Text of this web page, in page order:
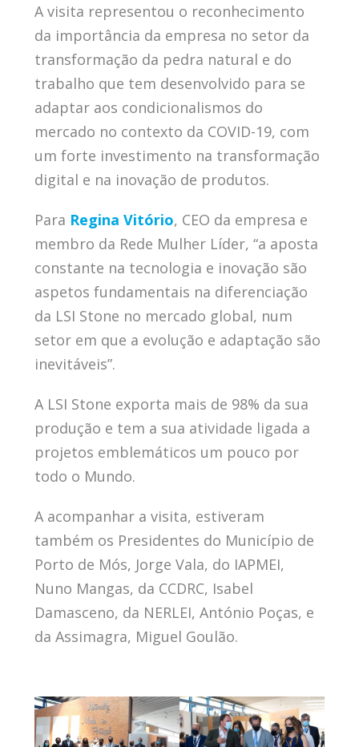
A visita representou o reconhecimento
da importância da empresa no setor da
transformação da pedra natural e do
trabalho que tem desenvolvido para se
adaptar aos condicionalismos do
mercado no contexto da COVID-19, com
um forte investimento na transformação
digital e na inovação de produtos.
Para Regina Vitório, CEO da empresa e
membro da Rede Mulher Líder, “a aposta
constante na tecnologia e inovação são
aspetos fundamentais na diferenciação
da LSI Stone no mercado global, num
setor em que a evolução e adaptação são
inevitáveis”.
A LSI Stone exporta mais de 98% da sua
produção e tem a sua atividade ligada a
projetos emblemáticos um pouco por
todo o Mundo.
A acompanhar a visita, estiveram
também os Presidentes do Município de
Porto de Mós, Jorge Vala, do IAPMEI,
Nuno Mangas, da CCDRC, Isabel
Damasceno, da NERLEI, António Poças, e
da Assimagra, Miguel Goulão.